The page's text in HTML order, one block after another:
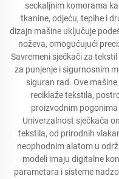
seckaljnim komorama
tkanine, odjeću, tepihe i
dizajn mašine uključuje
noževa, omogućujući
Savremeni sječkači za
za punjenje i sigurnosnim
siguran rad. Ove
reciklaže tekstila,
proizvodnim
Univerzalnost sječkača
tekstila, od prirodnih
neophodnim alatom u
modeli imaju digitalne
parametara i sisteme